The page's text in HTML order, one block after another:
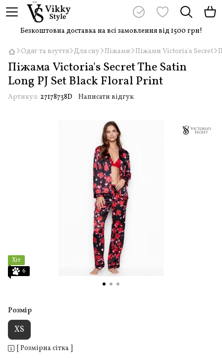
Безкоштовна доставка на всі замовлення від 1500 грн!
Одяг та взуття Для сну Піжами Піжами Victoria's Secret
Піжама Victoria's Secret The Satin
Long PJ Set Black Floral Print
Артикул: 27178738D Написати відгук
Хіт
6
Розмір
XS
[ Розмірна сітка ]